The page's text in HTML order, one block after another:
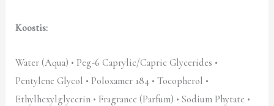
Koostis:
Water (Aqua) • Peg-6 Caprylic/Capric Glycerides •
Pentylene Glycol • Poloxamer 184 • Tocopherol •
Ethylhexylglycerin • Fragrance (Parfum) • Sodium Phytate •